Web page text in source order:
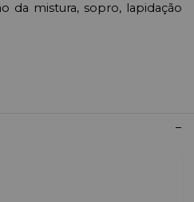
da mistura, sopro, lapidação